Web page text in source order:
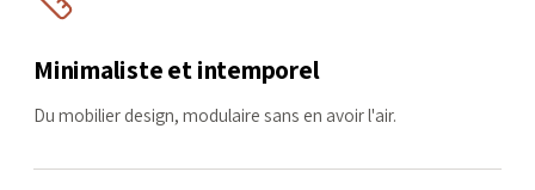
Minimaliste et intemporel
Du mobilier design, modulaire sans en avoir l'air.